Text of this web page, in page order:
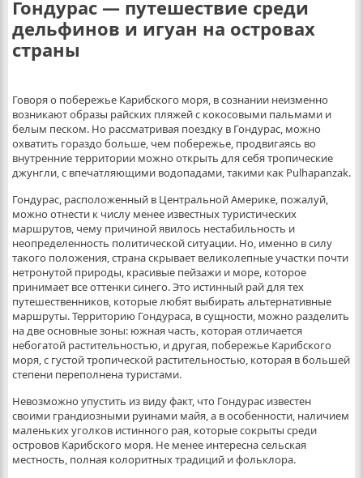
Гондурас — путешествие среди
дельфинов и игуан на островах
страны
Говоря о побережье Карибского моря, в сознании неизменно
возникают образы райских пляжей с кокосовыми пальмами и
белым песком. Но рассматривая поездку в Гондурас, можно
охватить гораздо больше, чем побережье, продвигаясь во
внутренние территории можно открыть для себя тропические
джунгли, с впечатляющими водопадами, такими как Pulhapanzak.
Гондурас, расположенный в Центральной Америке, пожалуй,
можно отнести к числу менее известных туристических
маршрутов, чему причиной явилось нестабильность и
неопределенность политической ситуации. Но, именно в силу
такого положения, страна скрывает великолепные участки почти
нетронутой природы, красивые пейзажи и море, которое
принимает все оттенки синего. Это истинный рай для тех
путешественников, которые любят выбирать альтернативные
маршруты. Территорию Гондураса, в сущности, можно разделить
на две основные зоны: южная часть, которая отличается
небогатой растительностью, и другая, побережье Карибского
моря, с густой тропической растительностью, которая в большей
степени переполнена туристами.
Невозможно упустить из виду факт, что Гондурас известен
своими грандиозными руинами майя, а в особенности, наличием
маленьких уголков истинного рая, которые сокрыты среди
островов Карибского моря. Не менее интересна сельская
местность, полная колоритных традиций и фольклора.